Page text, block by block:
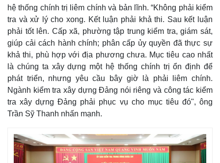
hệ thống chính trị liêm chính và bản lĩnh. “Không phải kiểm
tra và xử lý cho xong. Kết luận phải khả thi. Sau kết luận
phải tốt lên. Cấp xã, phường tập trung kiểm tra, giám sát,
giúp cải cách hành chính; phân cấp ủy quyền đã thực sự
khả thi, phù hợp với địa phương chưa. Mục tiêu cao nhất
là chúng ta xây dựng một hệ thống chính trị ổn định để
phát triển, nhưng yêu cầu bây giờ là phải liêm chính.
Ngành kiểm tra xây dựng Đảng nói riêng và công tác kiểm
tra xây dựng Đảng phải phục vụ cho mục tiêu đó", ông
Trần Sỹ Thanh nhấn mạnh.